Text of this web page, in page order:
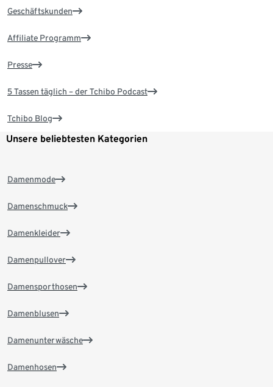
Geschäftskunden
Affiliate Programm
Presse
5 Tassen täglich – der Tchibo Podcast
Tchibo Blog
Unsere beliebtesten Kategorien
Damenmode
Damenschmuck
Damenkleider
Damenpullover
Damensporthosen
Damenblusen
Damenunterwäsche
Damenhosen